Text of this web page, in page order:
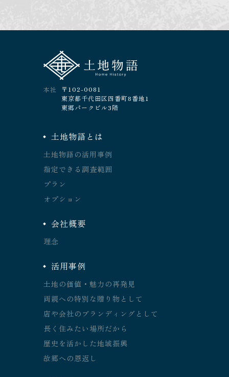
本社
〒102-0081
東京都千代田区四番町8番地1
東郷パークビル3階
土地物語とは
土地物語の活用事例
指定できる調査範囲
プラン
オプション
会社概要
理念
活用事例
土地の価値・魅力の再発見
両親への特別な贈り物として
店や会社のブランディングとして
長く住みたい場所だから
歴史を活かした地域振興
故郷への恩返し